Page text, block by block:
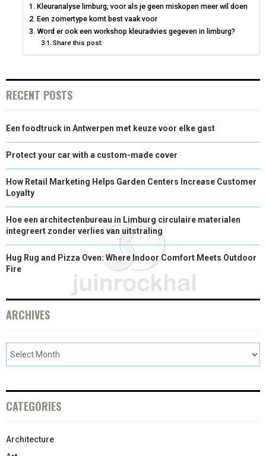
R
)
T
Kleuranalyse limburg; voor als je geen miskopen meer wil doen
Een zomertype komt best vaak voor
Word er ook een workshop kleuradvies gegeven in limburg?
Share this post:
RECENT POSTS
Een foodtruck in Antwerpen met keuze voor elke gast
Protect your car with a custom-made cover
How Retail Marketing Helps Garden Centers Increase Customer
Loyalty
Hoe een architectenbureau in Limburg circulaire materialen
integreert zonder verlies van uitstraling
Hug Rug and Pizza Oven: Where Indoor Comfort Meets Outdoor
Fire
ARCHIVES
CATEGORIES
Architecture